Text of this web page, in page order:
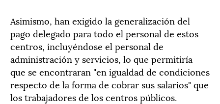
Asimismo, han exigido la generalización del
pago delegado para todo el personal de estos
centros, incluyéndose el personal de
administración y servicios, lo que permitiría
que se encontraran "en igualdad de condiciones
respecto de la forma de cobrar sus salarios" que
los trabajadores de los centros públicos.